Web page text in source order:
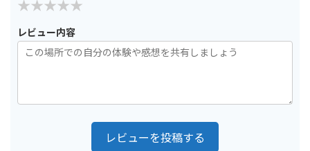
レビュー内容
レビューを投稿する